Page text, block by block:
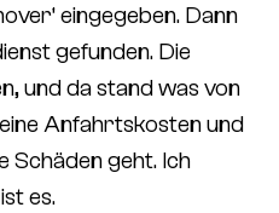
eingegeben. Dann
gefunden. Die
und da stand was von
Anfahrtskosten und
Schäden geht. Ich
es.